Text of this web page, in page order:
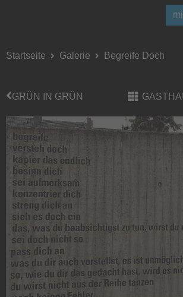
Startseite Galerie Begreife Doch
GRÜN IN GRÜN